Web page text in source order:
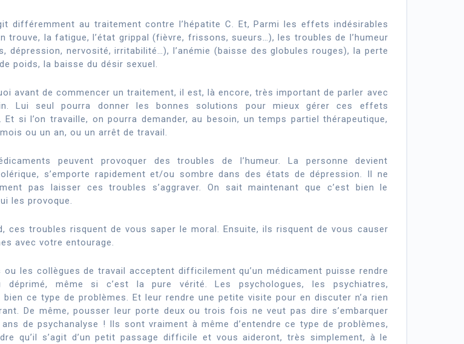
différemment au traitement contre l’hépatite C. Et, Parmi les effets indésirables
trouve, la fatigue, l’état grippal (fièvre, frissons, sueurs…), les troubles de l’humeur
dépression, nervosité, irritabilité…), l’anémie (baisse des globules rouges), la perte
poids, la baisse du désir sexuel.
avant de commencer un traitement, il est, là encore, très important de parler avec
Lui seul pourra donner les bonnes solutions pour mieux gérer ces effets
Et si l’on travaille, on pourra demander, au besoin, un temps partiel thérapeutique,
ou un an, ou un arrêt de travail.
peuvent provoquer des troubles de l’humeur. La personne devient
s’emporte rapidement et/ou sombre dans des états de dépression. Il ne
pas laisser ces troubles s’aggraver. On sait maintenant que c’est bien le
les provoque.
ces troubles risquent de vous saper le moral. Ensuite, ils risquent de vous causer
avec votre entourage.
ou les collègues de travail acceptent difficilement qu’un médicament puisse rendre
déprimé, même si c’est la pure vérité. Les psychologues, les psychiatres,
bien ce type de problèmes. Et leur rendre une petite visite pour en discuter n’a rien
De même, pousser leur porte deux ou trois fois ne veut pas dire s’embarquer
de psychanalyse ! Ils sont vraiment à même d’entendre ce type de problèmes,
qu’il s’agit d’un petit passage difficile et vous aideront, très simplement, à le